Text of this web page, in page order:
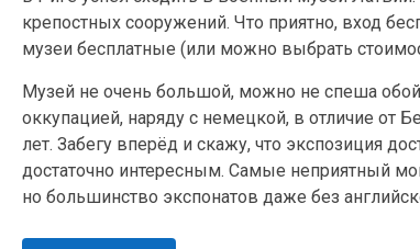
крепостных сооружений. Что приятно, вход
музеи бесплатные (или можно выбрать
Музей не очень большой, можно не спеша
оккупацией, наряду с немецкой, в отличие от
лет. Забегу вперёд и скажу, что экспозиция
достаточно интересным. Самые неприятный
но большинство экспонатов даже без